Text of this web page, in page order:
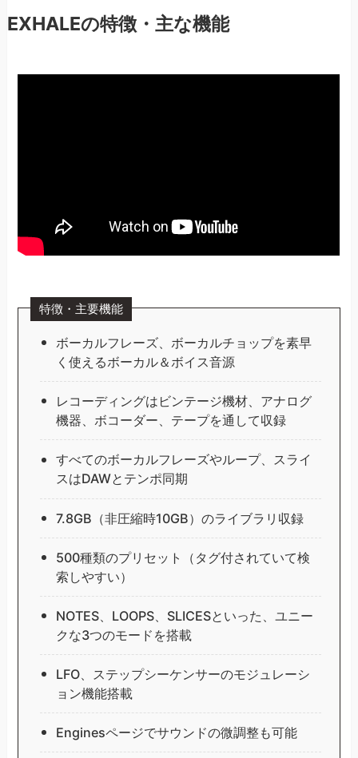
EXHALEの特徴・主な機能
特徴・主要機能
ボーカルフレーズ、ボーカルチョップを素早
く使えるボーカル＆ボイス音源
レコーディングはビンテージ機材、アナログ
機器、ボコーダー、テープを通して収録
すべてのボーカルフレーズやループ、スライ
スはDAWとテンポ同期
7.8GB（非圧縮時10GB）のライブラリ収録
500種類のプリセット（タグ付されていて検
索しやすい）
NOTES、LOOPS、SLICESといった、ユニー
クな3つのモードを搭載
LFO、ステップシーケンサーのモジュレーシ
ョン機能搭載
Enginesページでサウンドの微調整も可能